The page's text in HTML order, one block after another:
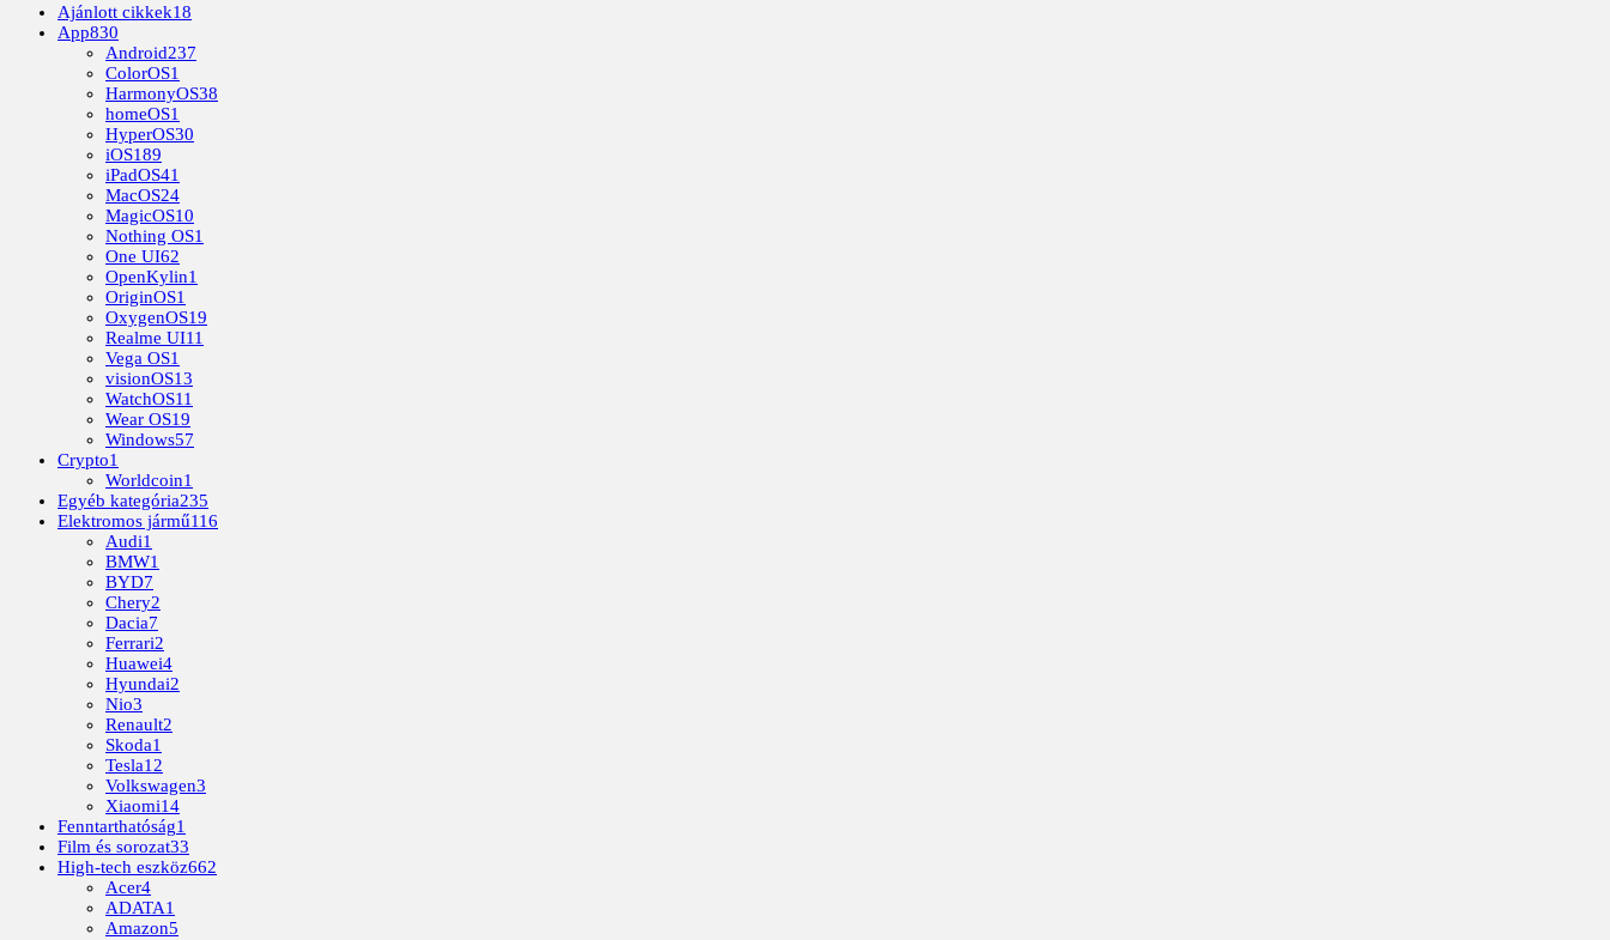
Ajánlott cikkek18
App830
Android237
ColorOS1
HarmonyOS38
homeOS1
HyperOS30
iOS189
iPadOS41
MacOS24
MagicOS10
Nothing OS1
One UI62
OpenKylin1
OriginOS1
OxygenOS19
Realme UI11
Vega OS1
visionOS13
WatchOS11
Wear OS19
Windows57
Crypto1
Worldcoin1
Egyéb kategória235
Elektromos jármű116
Audi1
BMW1
BYD7
Chery2
Dacia7
Ferrari2
Huawei4
Hyundai2
Nio3
Renault2
Skoda1
Tesla12
Volkswagen3
Xiaomi14
Fenntarthatóság1
Film és sorozat33
High-tech eszköz662
Acer4
ADATA1
Amazon5